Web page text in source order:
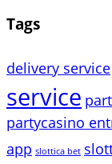
Tags
delivery service
service
partycasino
app slottica bet